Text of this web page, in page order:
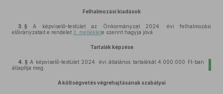
Felhalmozási kiadások
3. § A képviselő-testület az Önkormányzat 2024. évi felhalmozási
előirányzatait e rendelet 3. melléklete szerint hagyja jóvá.
Tartalék képzése
4. § A képviselő-testület 2024. évi általános tartalékát 4.000.000 Ft-ban
állapítja meg.
A költségvetés végrehajtásának szabályai